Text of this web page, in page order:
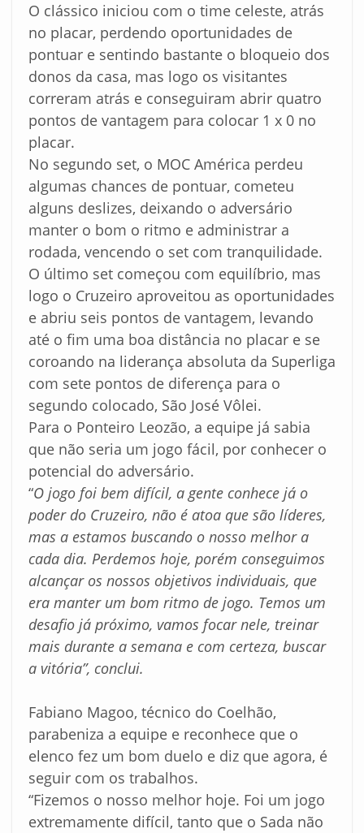
O clássico iniciou com o time celeste, atrás
no placar, perdendo oportunidades de
pontuar e sentindo bastante o bloqueio dos
donos da casa, mas logo os visitantes
correram atrás e conseguiram abrir quatro
pontos de vantagem para colocar 1 x 0 no
placar.
No segundo set, o MOC América perdeu
algumas chances de pontuar, cometeu
alguns deslizes, deixando o adversário
manter o bom o ritmo e administrar a
rodada, vencendo o set com tranquilidade.
O último set começou com equilíbrio, mas
logo o Cruzeiro aproveitou as oportunidades
e abriu seis pontos de vantagem, levando
até o fim uma boa distância no placar e se
coroando na liderança absoluta da Superliga
com sete pontos de diferença para o
segundo colocado, São José Vôlei.
Para o Ponteiro Leozão, a equipe já sabia
que não seria um jogo fácil, por conhecer o
potencial do adversário.
“O jogo foi bem difícil, a gente conhece já o
poder do Cruzeiro, não é atoa que são líderes,
mas a estamos buscando o nosso melhor a
cada dia. Perdemos hoje, porém conseguimos
alcançar os nossos objetivos individuais, que
era manter um bom ritmo de jogo. Temos um
desafio já próximo, vamos focar nele, treinar
mais durante a semana e com certeza, buscar
a vitória”, conclui.
Fabiano Magoo, técnico do Coelhão,
parabeniza a equipe e reconhece que o
elenco fez um bom duelo e diz que agora, é
seguir com os trabalhos.
“Fizemos o nosso melhor hoje. Foi um jogo
extremamente difícil, tanto que o Sada não